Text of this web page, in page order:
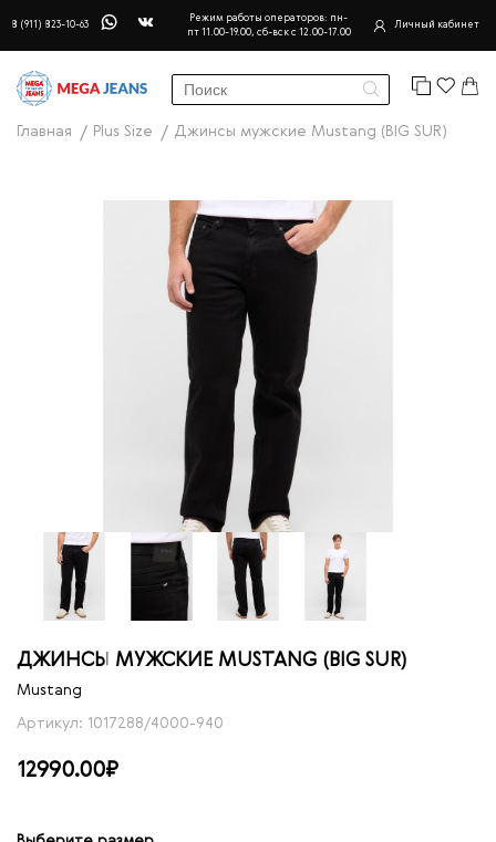
8 (911) 823-10-63
Режим работы операторов: пн-
пт 11.00-19.00, сб-вск с 12.00-17.00
Личный кабинет
Главная Plus Size Джинсы мужские Mustang (BIG SUR)
ДЖИНСЫ МУЖСКИЕ MUSTANG (BIG SUR)
Mustang
Артикул: 1017288/4000-940
12990.00₽